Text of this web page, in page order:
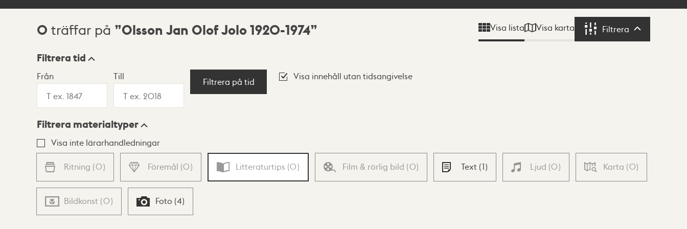
Sökresultat
0 träffar på Olsson Jan Olof Jolo 1920-1974 Visa lista Visa karta Filtrera Filtrera
Visningsläge
Lista Karta
Filtrera tid
Från Till
Filtrera på tid
Visa innehåll utan tidsangivelse
Filtrera materialtyper
Visa inte lärarhandledningar
Ritning (0) Föremål (0) Litteraturtips (0) Film & rörlig bild (0) Text (1) Ljud (0) Karta (0)
Bildkonst (0) Foto (4)